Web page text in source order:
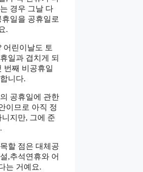
경우 그날 다
일을 공휴일로
.
어린이날도 토
일과 겹치게 되
번째 비공휴일
니다.
공휴일에 관한
이므로 아직 정
지만, 그에 준
할 점은 대체공
,추석연휴와 어
는 거예요.